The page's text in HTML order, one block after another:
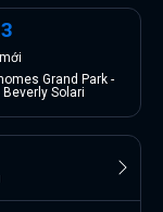
mới
Grand Park -
Beverly Solari